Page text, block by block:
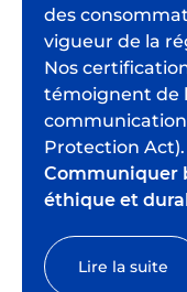
des
vigueur de la
Nos
témoignent de
communication
Protection Act).
Communiquer
éthique et
Lire la suite